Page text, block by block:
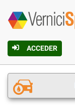
ACCEDER